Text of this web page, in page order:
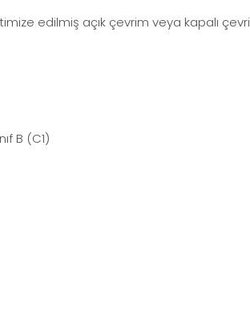
edilmiş açık çevrim veya kapalı
B (C1)